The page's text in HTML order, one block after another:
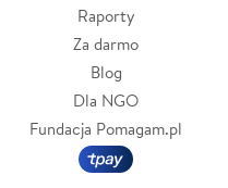
Raporty
Za darmo
Blog
Dla NGO
Fundacja Pomagam.pl